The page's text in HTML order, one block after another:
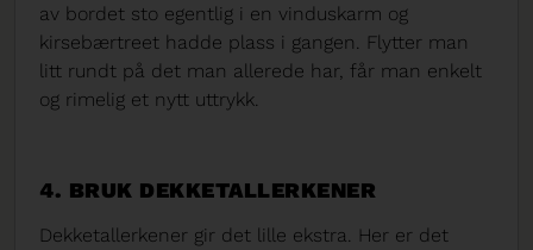
av bordet sto egentlig i en vinduskarm og
kirsebærtreet hadde plass i gangen. Flytter man
litt rundt på det man allerede har, får man enkelt
og rimelig et nytt uttrykk.
4. BRUK DEKKETALLERKENER
Dekketallerkener gir det lille ekstra. Her er det